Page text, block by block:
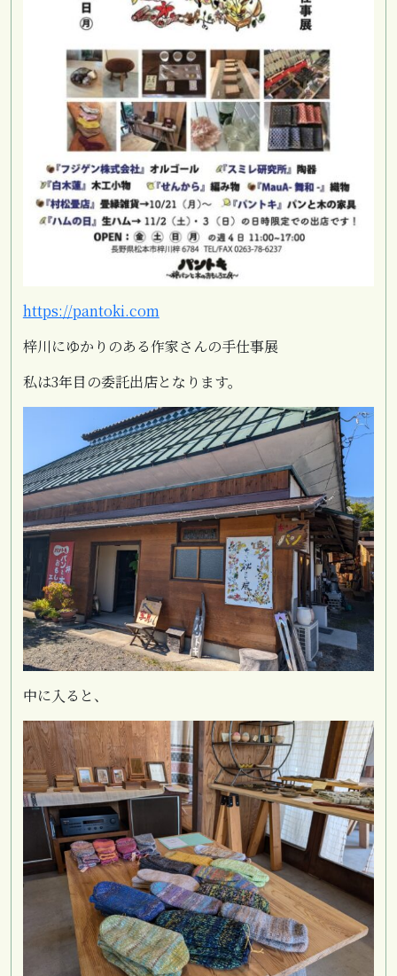
https://pantoki.com
梓川にゆかりのある作家さんの手仕事展
私は3年目の委託出店となります。
中に入ると、